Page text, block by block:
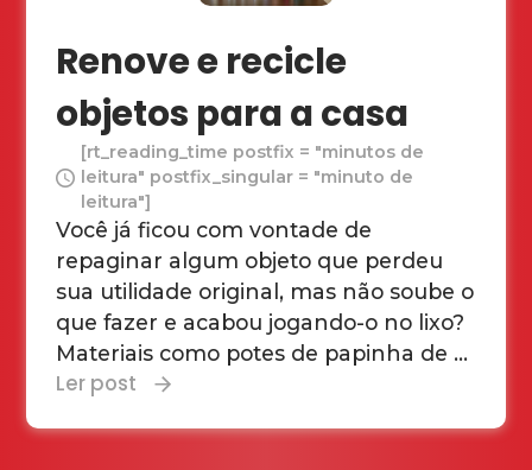
Renove e recicle
objetos para a casa
[rt_reading_time postfix = "minutos de
leitura" postfix_singular = "minuto de
leitura"]
Você já ficou com vontade de
repaginar algum objeto que perdeu
sua utilidade original, mas não soube o
que fazer e acabou jogando-o no lixo?
Materiais como potes de papinha de ...
Ler post